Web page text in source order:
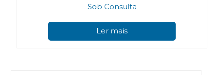
Sob Consulta
Ler mais